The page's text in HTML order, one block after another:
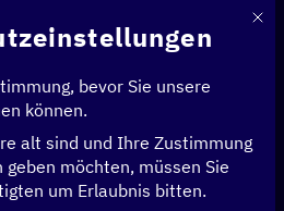
trifft Praxis – Digitalzentren
>
Anfragen von Staatsbediensteten
Mit
bevor Sie unsere
können.
alt sind und Ihre Zustimmung
möchten, müssen Sie
um Erlaubnis bitten.